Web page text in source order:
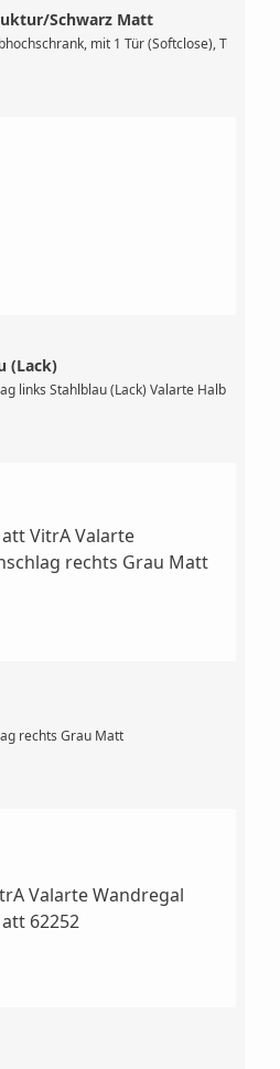
Schubladengriff: integrierte
Schwarz Matt
mit 1 Tür (Softclose),
Material: MDF + Thermofolie,
(Lack)
links Stahlblau (Lack) Valarte
1 Tür (Softclose) inklusive
rechts Grau Matt